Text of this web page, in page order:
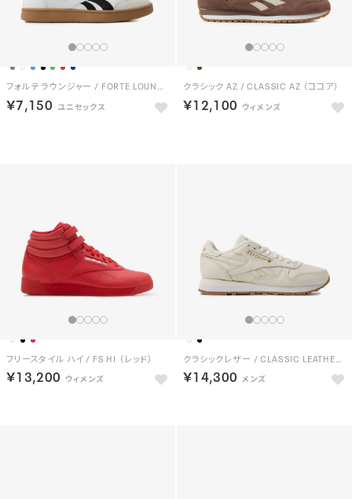
フォルテ ラウンジャー / FORTE LOUNGER （ホワイト）
￥7,150
クラシック AZ / CLASSIC AZ （ココア）
￥12,100
フリースタイル ハイ / FS HI （レッド）
￥13,200
クラシックレザー / CLASSIC LEATHER （チョーク）
￥14,300